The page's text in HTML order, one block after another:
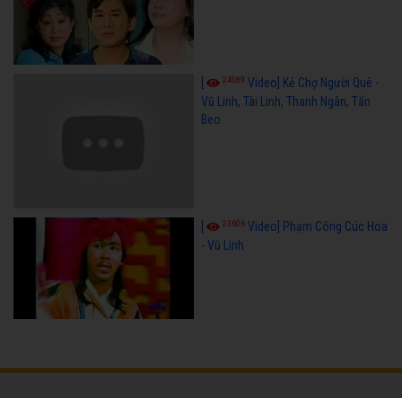
24589 Video] Kẻ Chợ Người Quê -
Vũ Linh, Tài Linh, Thanh Ngân, Tấn
Beo
23606 Video] Phạm Công Cúc Hoa
- Vũ Linh